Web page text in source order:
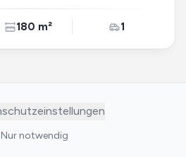
180 m² 1
Nur notwendig